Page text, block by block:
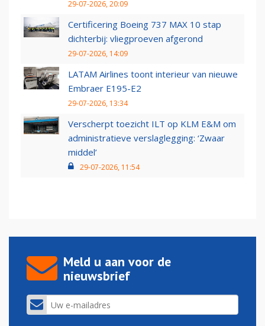
29-07-2026, 20:09
Certificering Boeing 737 MAX 10 stap
dichterbij: vliegproeven afgerond
29-07-2026, 14:09
LATAM Airlines toont interieur van nieuwe
Embraer E195-E2
29-07-2026, 13:34
Verscherpt toezicht ILT op KLM E&M om
administratieve verslaglegging: ‘Zwaar
middel’
29-07-2026, 11:54
Meld u aan voor de
nieuwsbrief